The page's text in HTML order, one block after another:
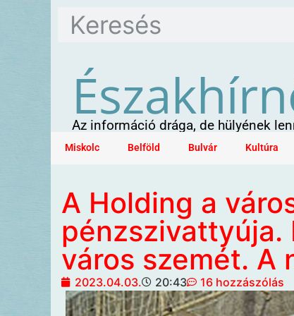
Az információ drága, de hülyének
Miskolc Belföld Bulvár Kultúra
A Holding a
pénzszivattyúja.
város szemét. A
2023.04.03. 20:43 16 hozzászólás